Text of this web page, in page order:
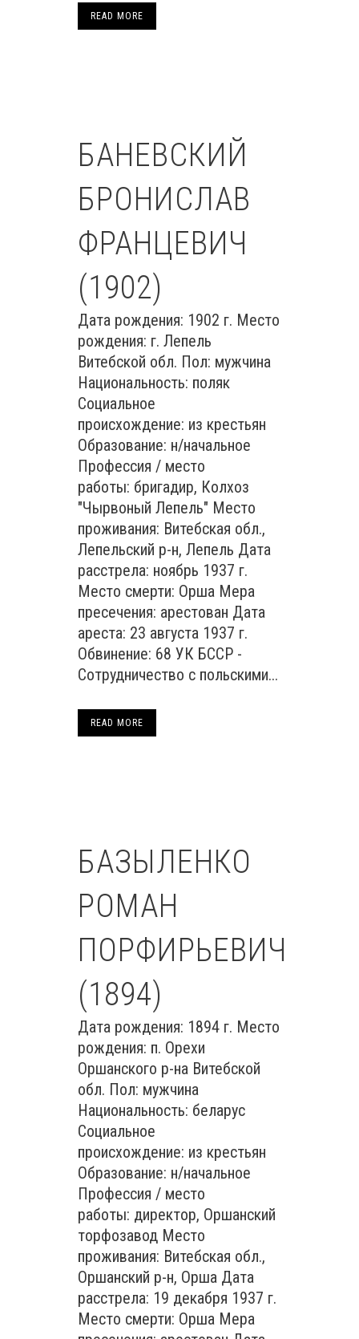
READ MORE
БАНЕВСКИЙ
БРОНИСЛАВ
ФРАНЦЕВИЧ
(1902)
Дата рождения: 1902 г. Место
рождения: г. Лепель
Витебской обл. Пол: мужчина
Национальность: поляк
Социальное
происхождение: из крестьян
Образование: н/начальное
Профессия / место
работы: бригадир, Колхоз
"Чырвоный Лепель" Место
проживания: Витебская обл.,
Лепельский р-н, Лепель Дата
расстрела: ноябрь 1937 г.
Место смерти: Орша Мера
пресечения: арестован Дата
ареста: 23 августа 1937 г.
Обвинение: 68 УК БССР -
Сотрудничество с польскими...
READ MORE
БАЗЫЛЕНКО
РОМАН
ПОРФИРЬЕВИЧ
(1894)
Дата рождения: 1894 г. Место
рождения: п. Орехи
Оршанского р-на Витебской
обл. Пол: мужчина
Национальность: беларус
Социальное
происхождение: из крестьян
Образование: н/начальное
Профессия / место
работы: директор, Оршанский
торфозавод Место
проживания: Витебская обл.,
Оршанский р-н, Орша Дата
расстрела: 19 декабря 1937 г.
Место смерти: Орша Мера